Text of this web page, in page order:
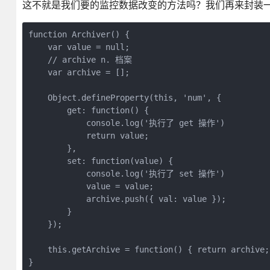
这不就是我们要的监控数据改变的方法吗？我们再来封装一
function Archiver() {
    var value = null;
    // archive n. 档案
    var archive = [];
    Object.defineProperty(this, 'num', {
        get: function() {
            console.log('执行了 get 操作')
            return value;
        },
        set: function(value) {
            console.log('执行了 set 操作')
            value = value;
            archive.push({ val: value });
        }
    });
this.getArchive = function() { return archive;
}